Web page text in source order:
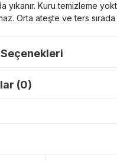
yıkanır. Kuru temizleme
Orta ateşte ve ters
(0)